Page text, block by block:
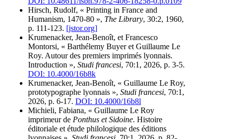
Hirsch, Rudolf, « Printing in France and
Humanism, 1470-80 », The Library, 30:2, 1960,
p. 111-123. [jstor.org]
Krumenacker, Jean-Benoît, et Francesco
Montorsi, « Barthélemy Buyer et Guillaume Le
Roy. Autour des premiers imprimés lyonnais.
Introduction », Studi francesi, 70:1, 2026, p. 3-5.
DOI: 10.4000/16b8k
Krumenacker, Jean-Benoît, « Guillaume Le Roy,
prototypographe lyonnais », Studi francesi, 70:1,
2026, p. 6-17. DOI: 10.4000/16b8l
Michieli, Fabiana, « Guillaume Le Roy
imprimeur de Ponthus et Sidoine. Histoire
éditoriale et étude philologique des éditions